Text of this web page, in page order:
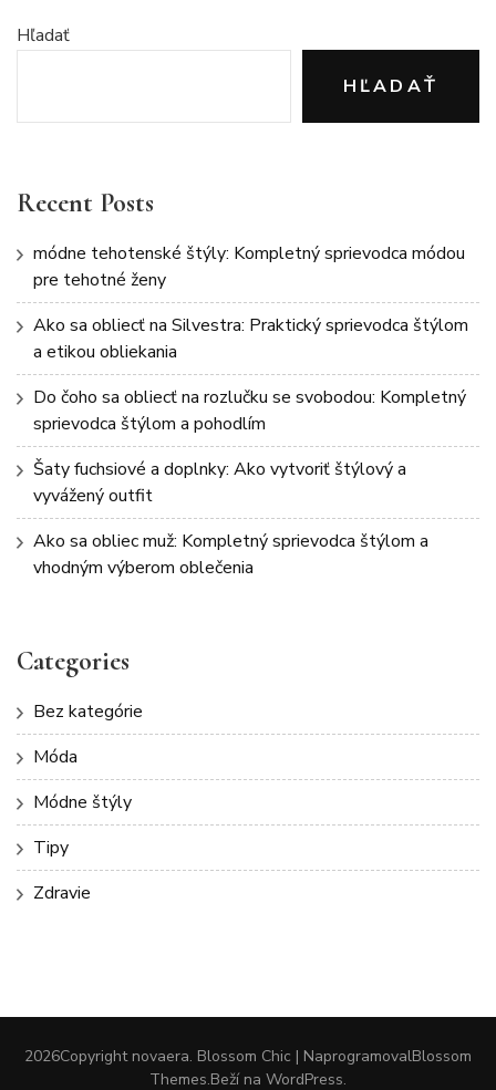
Hľadať
HĽADAŤ
Recent Posts
módne tehotenské štýly: Kompletný sprievodca módou
pre tehotné ženy
Ako sa obliecť na Silvestra: Praktický sprievodca štýlom
a etikou obliekania
Do čoho sa obliecť na rozlučku se svobodou: Kompletný
sprievodca štýlom a pohodlím
Šaty fuchsiové a doplnky: Ako vytvoriť štýlový a
vyvážený outfit
Ako sa obliec muž: Kompletný sprievodca štýlom a
vhodným výberom oblečenia
Categories
Bez kategórie
Móda
Módne štýly
Tipy
Zdravie
2026Copyright novaera. Blossom Chic | NaprogramovalBlossom
Themes.Beží na WordPress.